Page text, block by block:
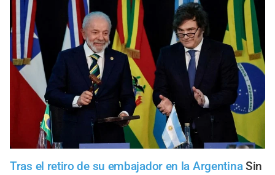
Tras el retiro de su embajador en la Argentina Sin